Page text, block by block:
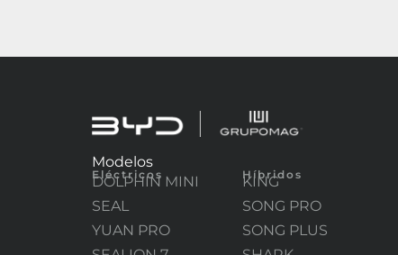
Modelos
Eléctricos
DOLPHIN MINI
SEAL
YUAN PRO
Híbridos
KING
SONG PRO
SONG PLUS